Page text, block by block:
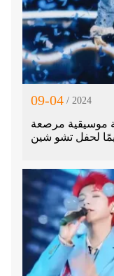
09-04 / 2024
موسيقية مرصعة
لحفل تشو شين